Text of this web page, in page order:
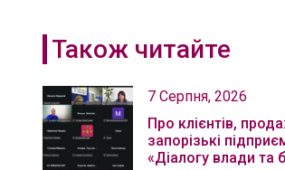
Також читайте
7 Серпня, 2026
Про клієнтів,
запорізькі
«Діалогу влади та